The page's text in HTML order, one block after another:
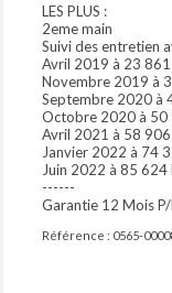
LES PLUS :
2eme main
Suivi des entretien
Avril 2019 à 23
Novembre 2019 à
Septembre 2020 à
Octobre 2020 à 50
Avril 2021 à 58
Janvier 2022 à 74
Juin 2022 à 85 624
------
Garantie 12 Mois
Référence : 0565-